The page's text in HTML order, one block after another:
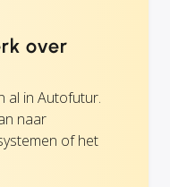
over
al in Autofutur.
naar
of het